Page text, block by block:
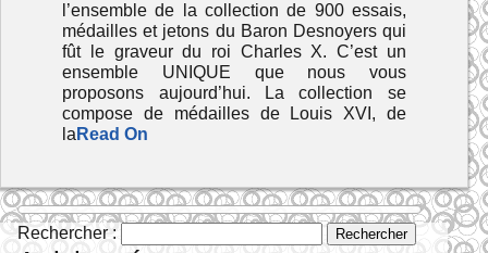
l’ensemble de la collection de 900 essais,
médailles et jetons du Baron Desnoyers qui
fût le graveur du roi Charles X. C’est un
ensemble UNIQUE que nous vous
proposons aujourd’hui. La collection se
compose de médailles de Louis XVI, de
la Read On
Rechercher :